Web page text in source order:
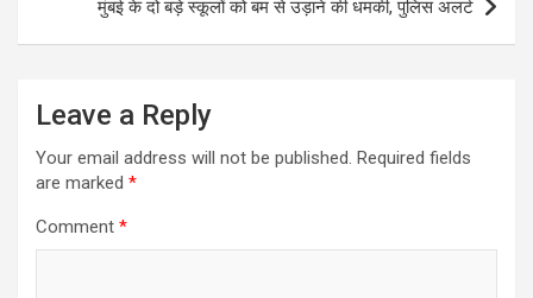
मुंबई के दो बड़े स्कूलों को बम से उड़ाने की धमकी, पुलिस अलर्ट
Leave a Reply
Your email address will not be published. Required fields
are marked *
Comment *